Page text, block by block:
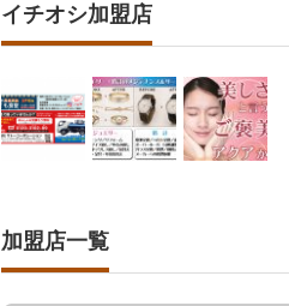
イチオシ加盟店
加盟店一覧